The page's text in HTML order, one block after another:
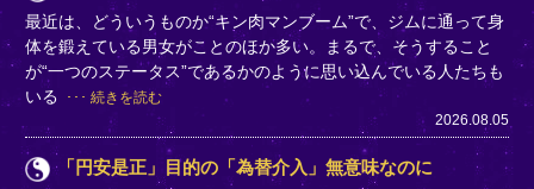
最近は、どういうものか“キン肉マンブーム”で、ジムに通って身
体を鍛えている男女がことのほか多い。まるで、そうすること
が“一つのステータス”であるかのように思い込んでいる人たちも
いる
続きを読む
2026.08.05
「円安是正」目的の「為替介入」無意味なのに